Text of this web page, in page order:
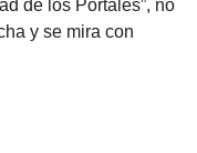
de los Portales”, no
y se mira con